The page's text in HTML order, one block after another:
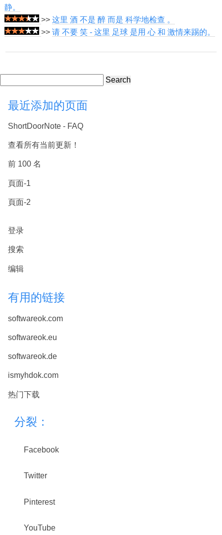
静。
>> 这里 酒 不是 醉 而是 科学地检查 。
>> 请 不要 笑 - 这里 足球 是用 心 和 激情来踢的。
Search
最近添加的页面
ShortDoorNote - FAQ
查看所有当前更新！
前 100 名
頁面-1
頁面-2
登录
搜索
编辑
有用的链接
softwareok.com
softwareok.eu
softwareok.de
ismyhdok.com
热门下载
分裂：
Facebook
Twitter
Pinterest
YouTube